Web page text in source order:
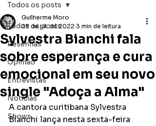
Todos os posts
Resenhas
Opinião
Entrevistas
Notícias
Shows
Todos os posts
Sylvestra Bianchi fala
sobre esperança e cura
emocional em seu novo
single "Adoça a Alma"
Guilherme Moro
28 de jul. de 2022 3 min de leitura
A cantora curitibana Sylvestra
Bianchi lança nesta sexta-feira